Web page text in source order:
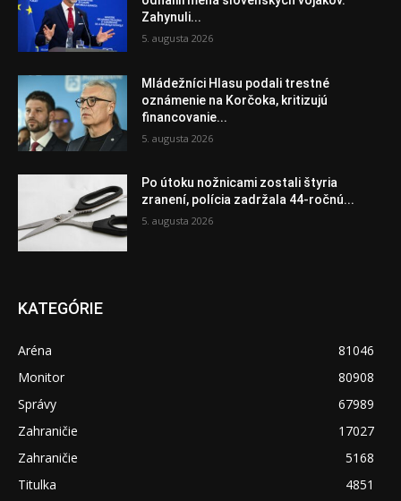
Zahynuli...
5. augusta 2026
Mládežníci Hlasu podali trestné
oznámenie na Korčoka, kritizujú
financovanie...
5. augusta 2026
Po útoku nožnicami zostali štyria
zranení, polícia zadržala 44-ročnú...
5. augusta 2026
KATEGÓRIE
Aréna
81046
Monitor
80908
Správy
67989
Zahraničie
17027
Zahraničie
5168
Titulka
4851